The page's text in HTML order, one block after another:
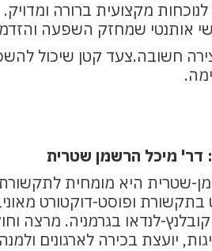
מקצועית ברורה ומדויק.
אותנטי שמחזק השפעה
חשובה.צעד קטן שיכול
מיכל הרשמן שטרית
שטרית היא מומחית לתקשורת,
בתקשורת ופוסט-דוקטורט
קובלנץ-לנדאו בגרמניה. מרצה
יועצת בכירה לארגונים